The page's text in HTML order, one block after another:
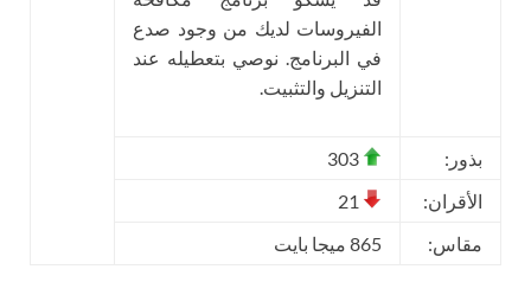
الفيروسات لديك من وجود صدع
في البرنامج. نوصي بتعطيله عند
التنزيل والتثبيت.
بذور:
الأقران:
مقاس:
865 ميجا بايت